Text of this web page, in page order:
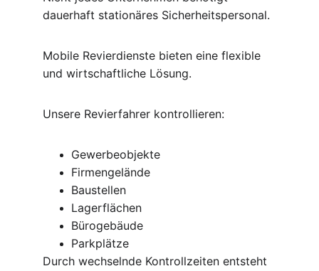
dauerhaft stationäres Sicherheitspersonal.
Mobile Revierdienste bieten eine flexible
und wirtschaftliche Lösung.
Unsere Revierfahrer kontrollieren:
Gewerbeobjekte
Firmengelände
Baustellen
Lagerflächen
Bürogebäude
Parkplätze
Durch wechselnde Kontrollzeiten entsteht